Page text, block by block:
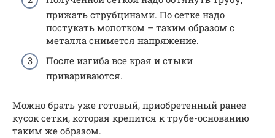
прижать струбцинами. По сетке надо
постукать молотком – таким образом с
металла снимется напряжение.
После изгиба все края и стыки
привариваются.
Можно брать уже готовый, приобретенный ранее
кусок сетки, которая крепится к трубе-основанию
таким же образом.